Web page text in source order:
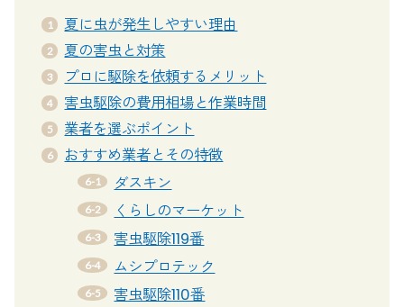
夏に虫が発生しやすい理由
夏の害虫と対策
プロに駆除を依頼するメリット
害虫駆除の費用相場と作業時間
業者を選ぶポイント
おすすめ業者とその特徴
ダスキン
くらしのマーケット
害虫駆除119番
ムシプロテック
害虫駆除110番